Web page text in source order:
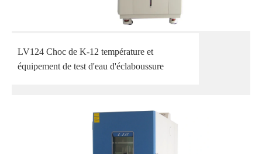
LV124 Choc de K-12 température et
équipement de test d'eau d'éclaboussure